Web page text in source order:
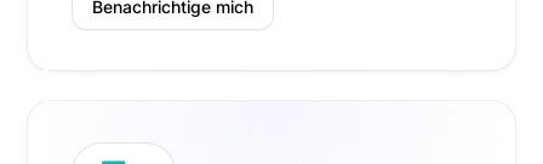
Benachrichtige mich